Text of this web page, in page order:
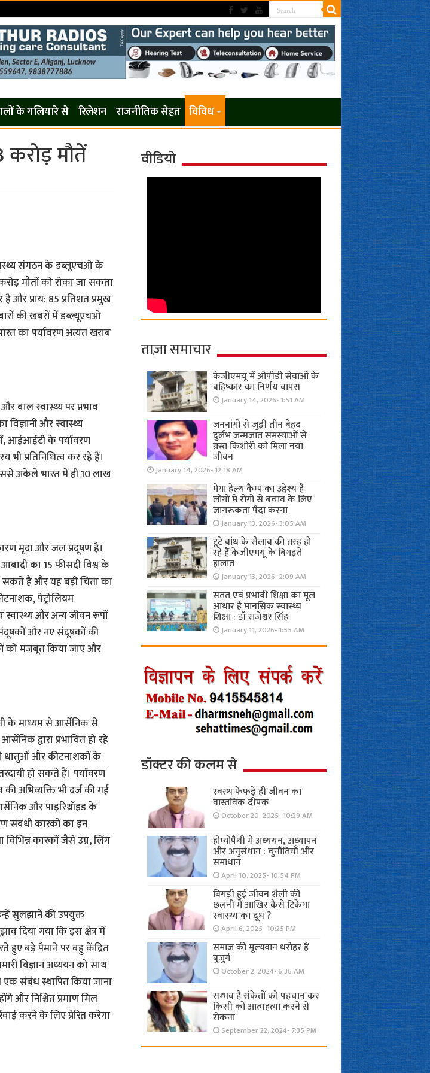
के गलियारे से रिलेशन राजनीतिक सेहत विविध
मौतें
संगठन के डब्लूएचओ के
मौतों को रोका जा सकता
है और प्राय: 85 प्रतिशत प्रमुख
की खबरों में डब्ल्यूएचओ
का पर्यावरण अत्यंत खराब
बाल स्वास्थ्य पर प्रभाव
और स्वास्थ्य
में, आईआईटी के पर्यावरण
प्रतिनिधित्व कर रहे हैं।
अकेले भारत में ही 10 लाख
मृदा और जल प्रदूषण है।
का 15 फीसदी विश्व के
सकते हैं और यह बड़ी चिंता का
पेट्रोलियम
स्वास्थ्य और अन्य जीवन रूपों
और नए संदूषकों की
को मजबूत किया जाए और
के माध्यम से आर्सेनिक से
द्वारा प्रभावित हो रहे
धातुओं और कीटनाशकों के
हो सकते हैं। पर्यावरण
अभिव्यक्ति भी दर्ज की गई
और पाइरिथ्रॉइड के
संबंधी कारकों का इन
विभिन्न कारकों जैसे उम्र, लिंग
सुलझाने की उपयुक्त
दिया गया कि इस क्षेत्र में
हुए बड़े पैमाने पर बहु केंद्रित
विज्ञान अध्ययन को साथ
संबंध स्थापित किया जाना
और निश्चित प्रमाण मिल
करने के लिए प्रेरित करेगा
वीडियो
ताज़ा समाचार
केजीएमयू में ओपीडी सेवाओं के
बहिष्कार का निर्णय वापस
January 14, 2026- 1:51 AM
जननांगों से जुड़ी तीन बेहद
दुर्लभ जन्मजात समस्याओं से
ग्रस्त किशोरी को मिला नया
जीवन
January 14, 2026- 12:18 AM
मेगा हेल्थ कैम्प का उद्देश्य है
लोगों में रोगों से बचाव के लिए
जागरूकता पैदा करना
January 13, 2026- 3:05 AM
टूटे बांध के सैलाब की तरह हो
रहे हैं केजीएमयू के बिगड़ते
हालात
January 13, 2026- 2:09 AM
सतत एवं प्रभावी शिक्षा का मूल
आधार है मानसिक स्वास्थ्य
शिक्षा : डॉ राजेश्वर सिंह
January 11, 2026- 1:55 AM
डॉक्टर की कलम से
स्वस्थ फेफड़े ही जीवन का
वास्तविक दीपक
October 20, 2025- 10:29 AM
होम्योपैथी में अध्ययन, अध्यापन
और अनुसंधान : चुनौतियाँ और
समाधान
April 10, 2025- 10:54 PM
बिगड़ी हुई जीवन शैली की
छलनी में आखिर कैसे टिकेगा
स्वास्थ्य का दूध ?
April 6, 2025- 10:25 PM
समाज की मूल्यवान धरोहर हैं
बुजुर्ग
October 2, 2024- 6:36 AM
सम्भव है संकेतों को पहचान कर
किसी को आत्महत्या करने से
रोकना
September 22, 2024- 7:35 PM